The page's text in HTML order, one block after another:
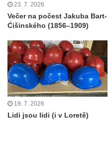
23. 7. 2026
Večer na počest Jakuba Bart-
Ćišinského (1856–1909)
19. 7. 2026
Lidi jsou lidi (i v Loretě)